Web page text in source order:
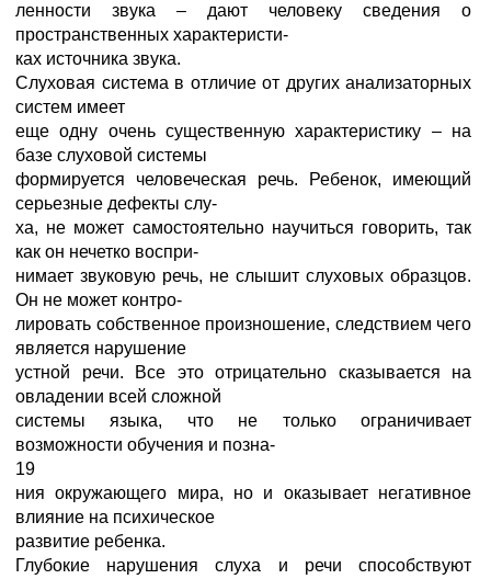
ленности звука – дают человеку сведения о
пространственных характеристи-
ках источника звука.
Слуховая система в отличие от других анализаторных
систем имеет
еще одну очень существенную характеристику – на
базе слуховой системы
формируется человеческая речь. Ребенок, имеющий
серьезные дефекты слу-
ха, не может самостоятельно научиться говорить, так
как он нечетко воспри-
нимает звуковую речь, не слышит слуховых образцов.
Он не может контро-
лировать собственное произношение, следствием чего
является нарушение
устной речи. Все это отрицательно сказывается на
овладении всей сложной
системы языка, что не только ограничивает
возможности обучения и позна-
19
ния окружающего мира, но и оказывает негативное
влияние на психическое
развитие ребенка.
Глубокие нарушения слуха и речи способствуют